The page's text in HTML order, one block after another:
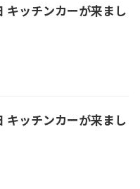
キッチンカーが来まし
キッチンカーが来まし